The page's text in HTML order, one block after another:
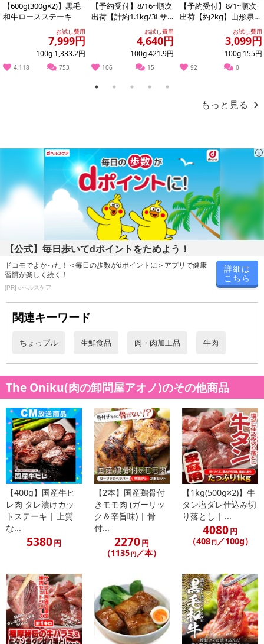
・賞味期限：製造日より冷凍保存で365日※パッケージに記載
・原産国（最終加工地）：日本(最終加工地)
・原材料/材質/素材：
※商品の改訂等でパッケージ内容の記載と異なる場合がございま
す。
・お召し上がり方：調理の際は中心部まで十分に火を通し加熱して
からお召し上がり下さい。
・その他商品仕様：
保存方法：冷凍（-18度以下で保管下さい）。
注意事項
【賞味・消費期限のある商品について】
商品到着時点でのお日持ち期間は、配送日数などにより異なります
のでご了承ください。
【キャンセルについて】
※お申込み後のキャンセルはお受けできません。
記載されている内容を必ずご確認いただき、お届けする商品セット
にご納得いただきましたうえでお申し込みください。
※パッケージ変更や商品リニューアル（成分など含む）等により、
参考の掲載画像や画像内のバーコードなど、お届け商品と多少異な
る場合がございます。
また、[新たな加工食品の原料原産地表示制度]の経過措置期間の終
了により、商品詳細内に記載の原産国・原材料の表記が旧表記の場
合がございます。
あらかじめご了承いただいた上でお申込みください。なお、本理由
によるお申込み後のキャンセル・返品交換は対応いたしかねます。
【600g(300g×2)】黒毛
和牛ロースステーキ
お試し費用
7,999円
100g 1,333.2円
4,118 753
【予約受付】8/16~順次
出荷【計約1.1kg/3Lサ
イズ×2房】藤稔（ふじ
お試し費用
4,640円
100g 421.9円
106 15
【予約受付】8/1~順次
出荷【約2kg】山形県産
白桃(品種・玉数おまか
お試し費用
3,099円
100g 155円
92 0
1 2 3 4 5
もっと見る
【公式】毎日歩いてdポイントをためよう！
ドコモでよかった！＜毎日の歩数がdポイントに＞アプリで健康
習慣が楽しく続く！
[PR] dヘルスケア
詳細は
こちら
関連キーワード
ちょっプル 生鮮食品 肉・肉加工品 牛肉
The Oniku(肉の卸問屋アオノ)のその他商品
【400g】国産牛ヒ
レ肉 タレ漬けカッ
トステーキ | 上質
な...
5380円
【2本】国産鶏骨付
きモモ肉 (ガーリッ
ク＆辛旨味) | 骨
付...
2270円
（1135 円／本）
【1kg(500g×2)】牛
タン塩ダレ仕込み切
り落とし | ...
4080円
（408 円／100g）